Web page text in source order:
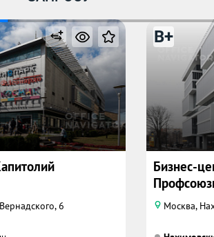
6
B+
Бизнес-
Москва,